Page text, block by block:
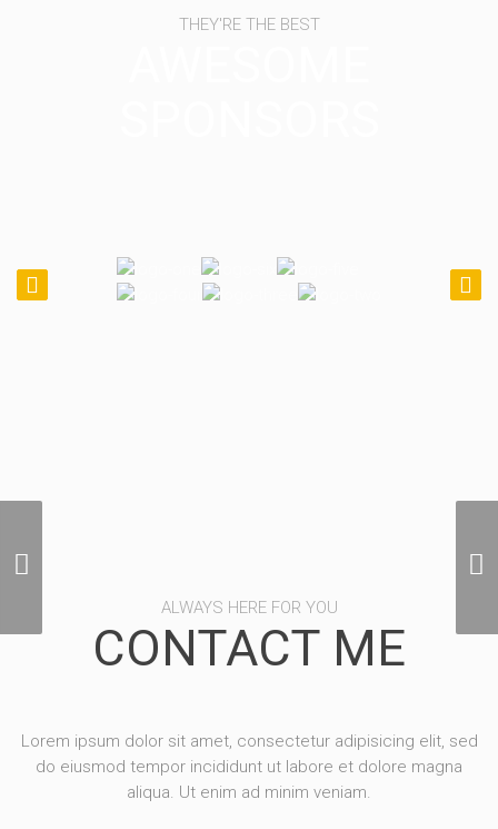
THEY'RE THE BEST
ALWAYS HERE FOR YOU
CONTACT ME
Lorem ipsum dolor sit amet, consectetur adipisicing elit, sed
do eiusmod tempor incididunt ut labore et dolore magna
aliqua. Ut enim ad minim veniam.